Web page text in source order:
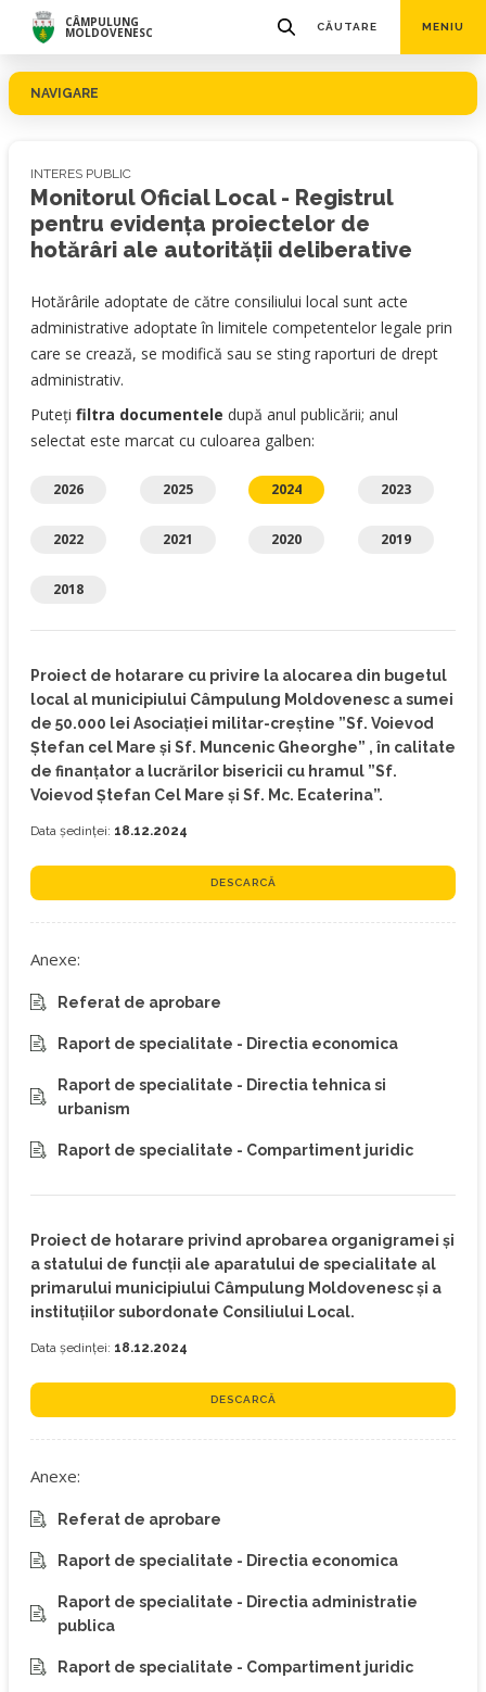
CÂMPULUNG
MOLDOVENESC CĂUTARE MENIU
NAVIGARE
INTERES PUBLIC
Monitorul Oficial Local - Registrul
pentru evidența proiectelor de
hotărâri ale autorității deliberative
Hotărârile adoptate de către consiliului local sunt acte
administrative adoptate în limitele competentelor legale prin
care se crează, se modifică sau se sting raporturi de drept
administrativ.
Puteți filtra documentele după anul publicării; anul
selectat este marcat cu culoarea galben:
2026 2025 2024 2023
2022 2021 2020 2019
2018
Proiect de hotarare cu privire la alocarea din bugetul
local al municipiului Câmpulung Moldovenesc a sumei
de 50.000 lei Asociației militar-creștine ”Sf. Voievod
Ștefan cel Mare și Sf. Muncenic Gheorghe” , în calitate
de finanțator a lucrărilor bisericii cu hramul ”Sf.
Voievod Ștefan Cel Mare și Sf. Mc. Ecaterina”.
Data ședinței: 18.12.2024
DESCARCĂ
Anexe:
Referat de aprobare
Raport de specialitate - Directia economica
Raport de specialitate - Directia tehnica si
urbanism
Raport de specialitate - Compartiment juridic
Proiect de hotarare privind aprobarea organigramei şi
a statului de funcţii ale aparatului de specialitate al
primarului municipiului Câmpulung Moldovenesc și a
instituțiilor subordonate Consiliului Local.
Data ședinței: 18.12.2024
DESCARCĂ
Anexe:
Referat de aprobare
Raport de specialitate - Directia economica
Raport de specialitate - Directia administratie
publica
Raport de specialitate - Compartiment juridic